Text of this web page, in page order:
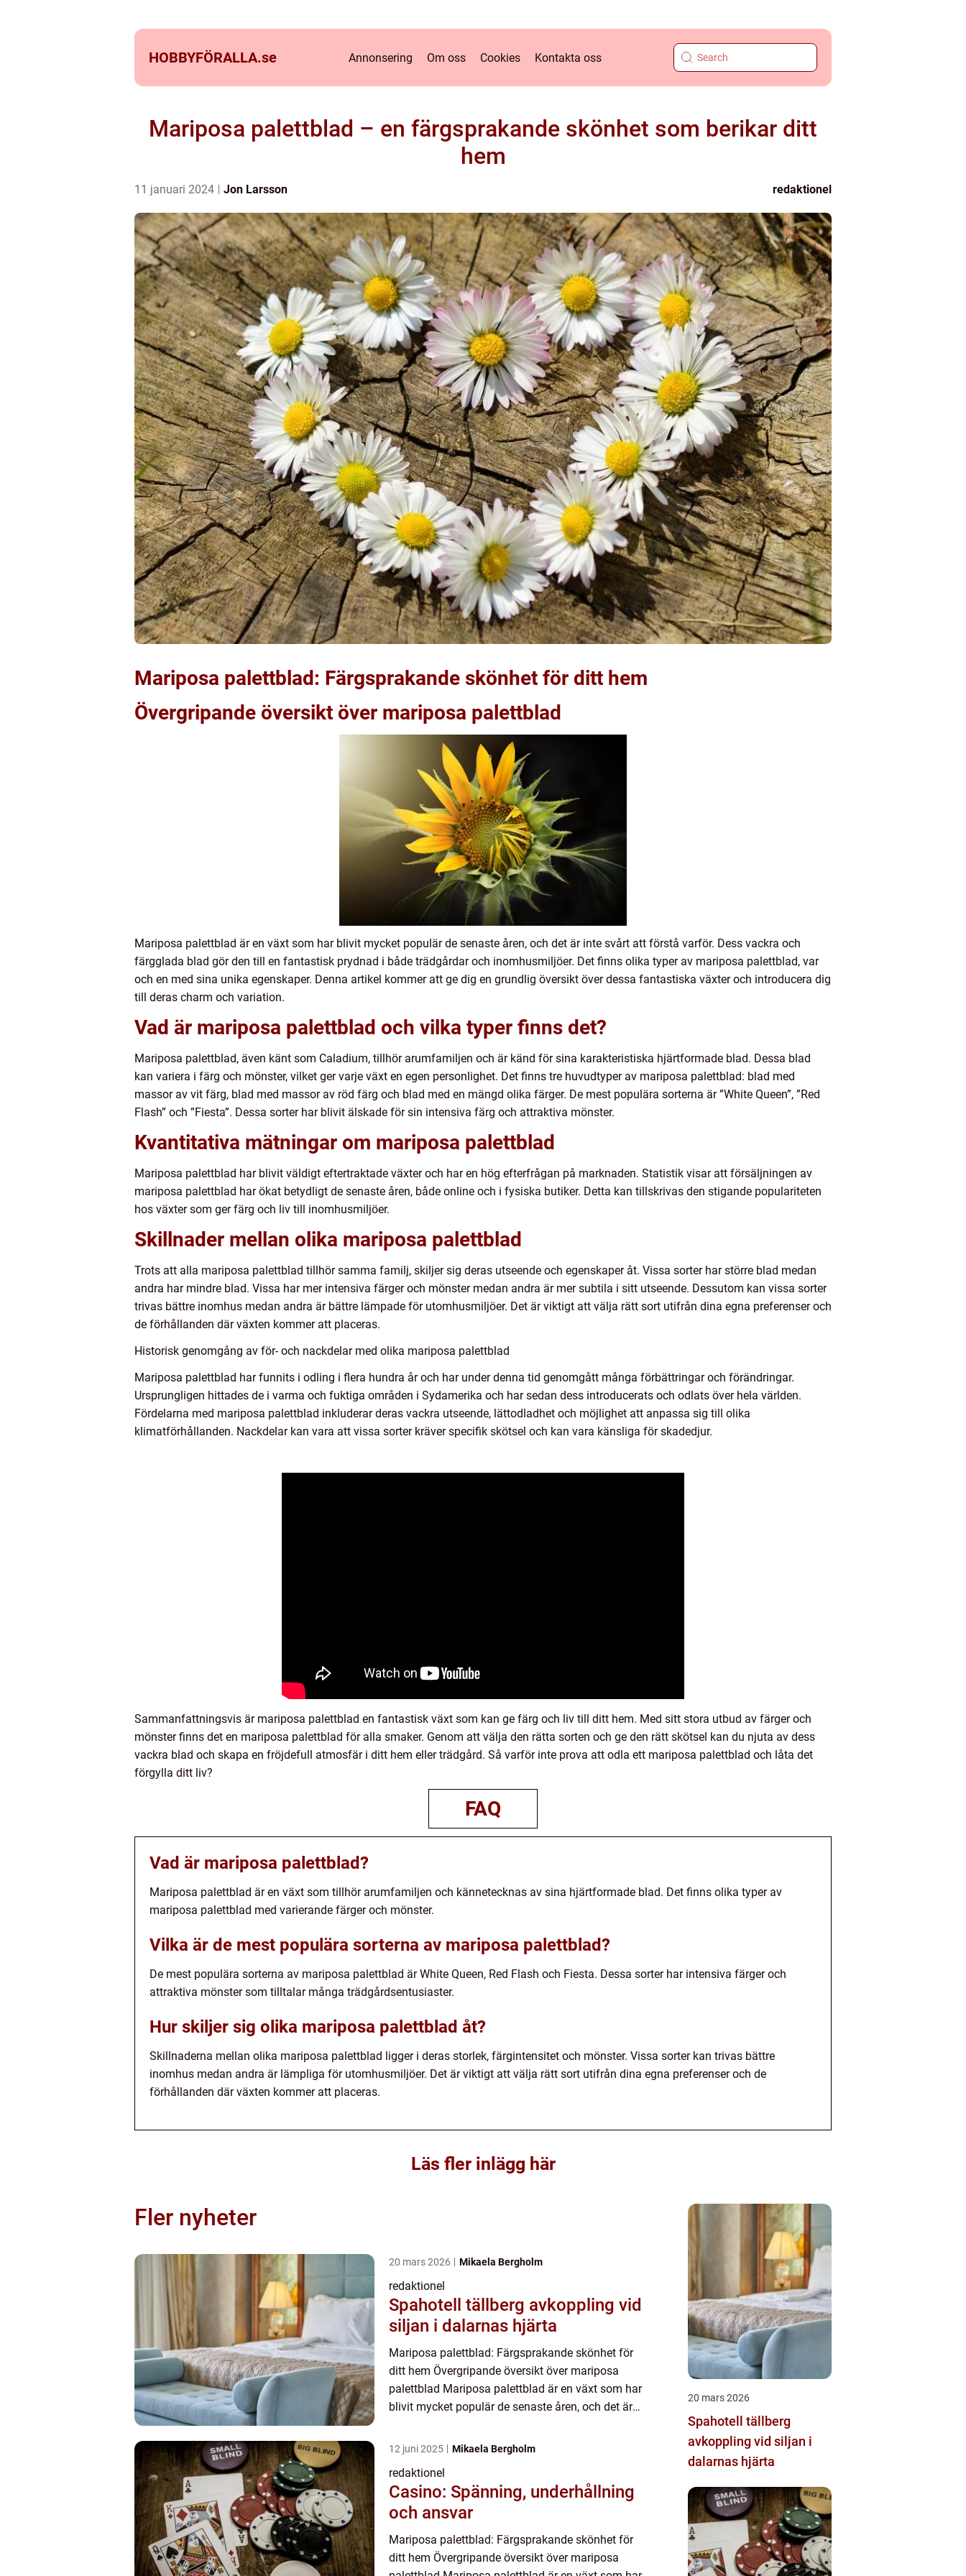
HOBBYFÖRALLA.se Annonsering Om oss Cookies Kontakta oss
Mariposa palettblad – en färgsprakande skönhet som berikar ditt
hem
11 januari 2024 Jon Larsson redaktionel
Mariposa palettblad: Färgsprakande skönhet för ditt hem
Övergripande översikt över mariposa palettblad
Mariposa palettblad är en växt som har blivit mycket populär de senaste åren, och det är inte svårt att förstå varför. Dess vackra och
färgglada blad gör den till en fantastisk prydnad i både trädgårdar och inomhusmiljöer. Det finns olika typer av mariposa palettblad, var
och en med sina unika egenskaper. Denna artikel kommer att ge dig en grundlig översikt över dessa fantastiska växter och introducera dig
till deras charm och variation.
Vad är mariposa palettblad och vilka typer finns det?
Mariposa palettblad, även känt som Caladium, tillhör arumfamiljen och är känd för sina karakteristiska hjärtformade blad. Dessa blad
kan variera i färg och mönster, vilket ger varje växt en egen personlighet. Det finns tre huvudtyper av mariposa palettblad: blad med
massor av vit färg, blad med massor av röd färg och blad med en mängd olika färger. De mest populära sorterna är ”White Queen”, ”Red
Flash” och ”Fiesta”. Dessa sorter har blivit älskade för sin intensiva färg och attraktiva mönster.
Kvantitativa mätningar om mariposa palettblad
Mariposa palettblad har blivit väldigt eftertraktade växter och har en hög efterfrågan på marknaden. Statistik visar att försäljningen av
mariposa palettblad har ökat betydligt de senaste åren, både online och i fysiska butiker. Detta kan tillskrivas den stigande populariteten
hos växter som ger färg och liv till inomhusmiljöer.
Skillnader mellan olika mariposa palettblad
Trots att alla mariposa palettblad tillhör samma familj, skiljer sig deras utseende och egenskaper åt. Vissa sorter har större blad medan
andra har mindre blad. Vissa har mer intensiva färger och mönster medan andra är mer subtila i sitt utseende. Dessutom kan vissa sorter
trivas bättre inomhus medan andra är bättre lämpade för utomhusmiljöer. Det är viktigt att välja rätt sort utifrån dina egna preferenser och
de förhållanden där växten kommer att placeras.
Historisk genomgång av för- och nackdelar med olika mariposa palettblad
Mariposa palettblad har funnits i odling i flera hundra år och har under denna tid genomgått många förbättringar och förändringar.
Ursprungligen hittades de i varma och fuktiga områden i Sydamerika och har sedan dess introducerats och odlats över hela världen.
Fördelarna med mariposa palettblad inkluderar deras vackra utseende, lättodladhet och möjlighet att anpassa sig till olika
klimatförhållanden. Nackdelar kan vara att vissa sorter kräver specifik skötsel och kan vara känsliga för skadedjur.
Sammanfattningsvis är mariposa palettblad en fantastisk växt som kan ge färg och liv till ditt hem. Med sitt stora utbud av färger och
mönster finns det en mariposa palettblad för alla smaker. Genom att välja den rätta sorten och ge den rätt skötsel kan du njuta av dess
vackra blad och skapa en fröjdefull atmosfär i ditt hem eller trädgård. Så varför inte prova att odla ett mariposa palettblad och låta det
förgylla ditt liv?
FAQ
Vad är mariposa palettblad?
Mariposa palettblad är en växt som tillhör arumfamiljen och kännetecknas av sina hjärtformade blad. Det finns olika typer av
mariposa palettblad med varierande färger och mönster.
Vilka är de mest populära sorterna av mariposa palettblad?
De mest populära sorterna av mariposa palettblad är White Queen, Red Flash och Fiesta. Dessa sorter har intensiva färger och
attraktiva mönster som tilltalar många trädgårdsentusiaster.
Hur skiljer sig olika mariposa palettblad åt?
Skillnaderna mellan olika mariposa palettblad ligger i deras storlek, färgintensitet och mönster. Vissa sorter kan trivas bättre
inomhus medan andra är lämpliga för utomhusmiljöer. Det är viktigt att välja rätt sort utifrån dina egna preferenser och de
förhållanden där växten kommer att placeras.
Läs fler inlägg här
Fler nyheter
20 mars 2026 Mikaela Bergholm
redaktionel
Spahotell tällberg avkoppling vid
siljan i dalarnas hjärta
Mariposa palettblad: Färgsprakande skönhet för
ditt hem Övergripande översikt över mariposa
palettblad Mariposa palettblad är en växt som har
blivit mycket populär de senaste åren, och det är
färgglada bl...
12 juni 2025 Mikaela Bergholm
redaktionel
Casino: Spänning, underhållning
och ansvar
Mariposa palettblad: Färgsprakande skönhet för
ditt hem Övergripande översikt över mariposa
20 mars 2026
Spahotell tällberg
avkoppling vid siljan i
dalarnas hjärta